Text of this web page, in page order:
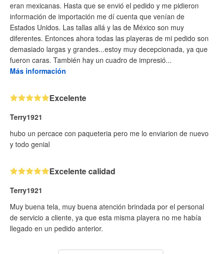
eran mexicanas. Hasta que se envió el pedido y me pidieron
información de importación me dí cuenta que venían de
Estados Unidos. Las tallas allá y las de México son muy
diferentes. Entonces ahora todas las playeras de mi pedido son
demasiado largas y grandes...estoy muy decepcionada, ya que
fueron caras. También hay un cuadro de impresió...
Más información
Excelente
Terry1921
hubo un percace con paqueteria pero me lo enviarion de nuevo
y todo genial
Excelente calidad
Terry1921
Muy buena tela, muy buena atención brindada por el personal
de servicio a cliente, ya que esta misma playera no me había
llegado en un pedido anterior.